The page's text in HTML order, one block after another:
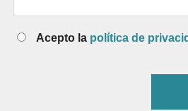
Acepto la política de